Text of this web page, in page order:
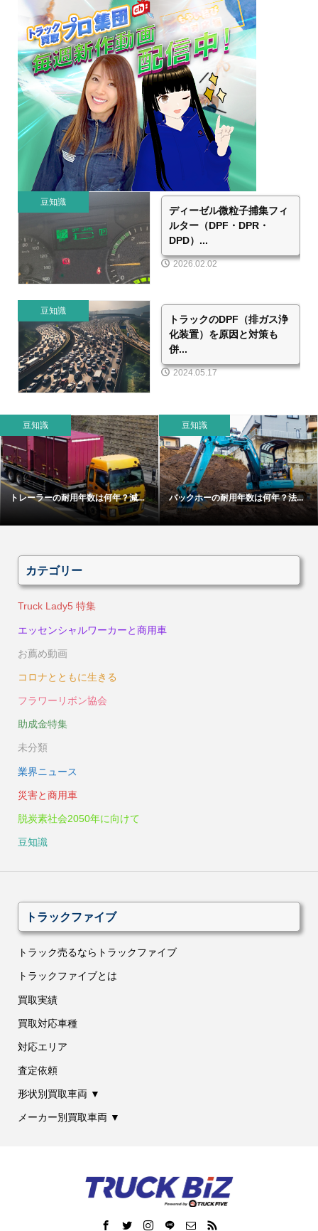
豆知識
ディーゼル微粒子捕集フィ
ルター（DPF・DPR・
DPD）...
2026.02.02
豆知識
トラックのDPF（排ガス浄
化装置）を原因と対策も
併...
2024.05.17
豆知識
トレーラーの耐用年数は何年？減...
豆知識
バックホーの耐用年数は何年？法...
カテゴリー
Truck Lady5 特集
エッセンシャルワーカーと商用車
お薦め動画
コロナとともに生きる
フラワーリボン協会
助成金特集
未分類
業界ニュース
災害と商用車
脱炭素社会2050年に向けて
豆知識
トラックファイブ
トラック売るならトラックファイブ
トラックファイブとは
買取実績
買取対応車種
対応エリア
査定依頼
形状別買取車両 ▼
メーカー別買取車両 ▼